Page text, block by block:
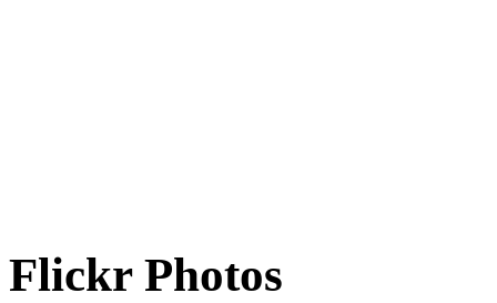
Flickr Photos